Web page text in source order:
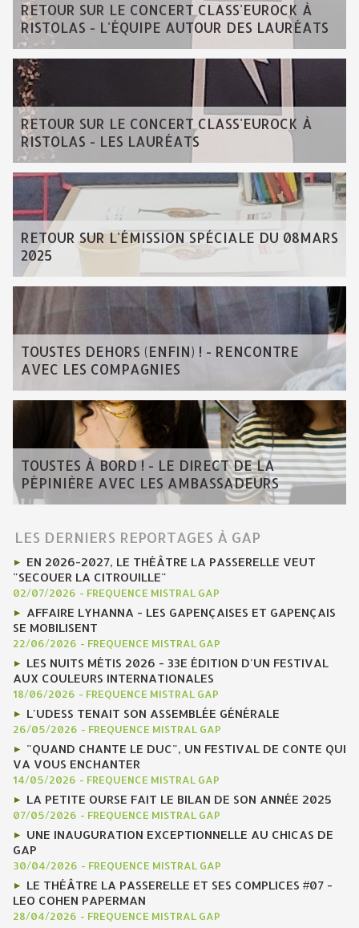
RETOUR SUR LE CONCERT CLASS'EUROCK À
RISTOLAS - L'ÉQUIPE AUTOUR DES LAURÉATS
RETOUR SUR LE CONCERT CLASS'EUROCK À
RISTOLAS - LES LAURÉATS
RETOUR SUR L'ÉMISSION SPÉCIALE DU 08MARS
2025
TOUSTES DEHORS (ENFIN) ! - RENCONTRE
AVEC LES COMPAGNIES
TOUSTES À BORD ! - LE DIRECT DE LA
PÉPINIÈRE AVEC LES AMBASSADEURS
LES DERNIERS REPORTAGES À GAP
EN 2026-2027, LE THÉÂTRE LA PASSERELLE VEUT
"SECOUER LA CITROUILLE"
02/07/2026 - FREQUENCE MISTRAL GAP
AFFAIRE LYHANNA - LES GAPENÇAISES ET GAPENÇAIS
SE MOBILISENT
22/06/2026 - FREQUENCE MISTRAL GAP
LES NUITS MÉTIS 2026 - 33E ÉDITION D'UN FESTIVAL
AUX COULEURS INTERNATIONALES
18/06/2026 - FREQUENCE MISTRAL GAP
L'UDESS TENAIT SON ASSEMBLÉE GÉNÉRALE
26/05/2026 - FREQUENCE MISTRAL GAP
"QUAND CHANTE LE DUC", UN FESTIVAL DE CONTE QUI
VA VOUS ENCHANTER
14/05/2026 - FREQUENCE MISTRAL GAP
LA PETITE OURSE FAIT LE BILAN DE SON ANNÉE 2025
07/05/2026 - FREQUENCE MISTRAL GAP
UNE INAUGURATION EXCEPTIONNELLE AU CHICAS DE
GAP
30/04/2026 - FREQUENCE MISTRAL GAP
LE THÉÂTRE LA PASSERELLE ET SES COMPLICES #07 -
LEO COHEN PAPERMAN
28/04/2026 - FREQUENCE MISTRAL GAP